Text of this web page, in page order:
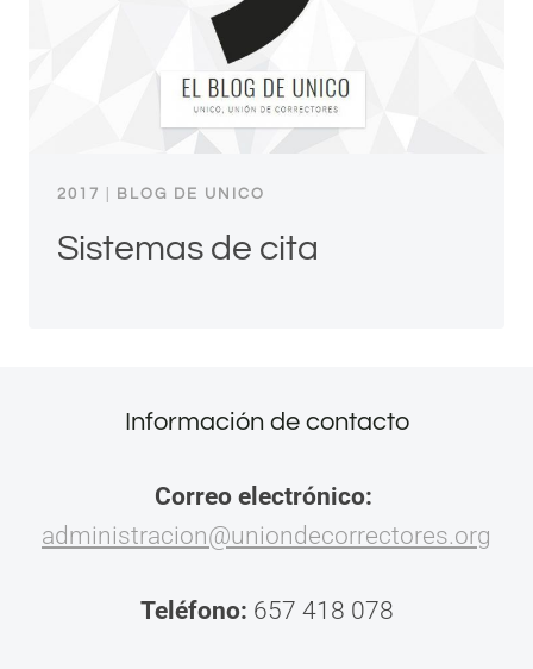
2017 BLOG DE UNICO
Sistemas de cita
Información de contacto
Correo electrónico:
administracion@uniondecorrectores.org
Teléfono: 657 418 078